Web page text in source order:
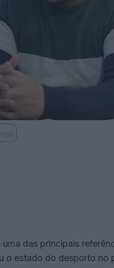
uma das principais
o estado do desporto no